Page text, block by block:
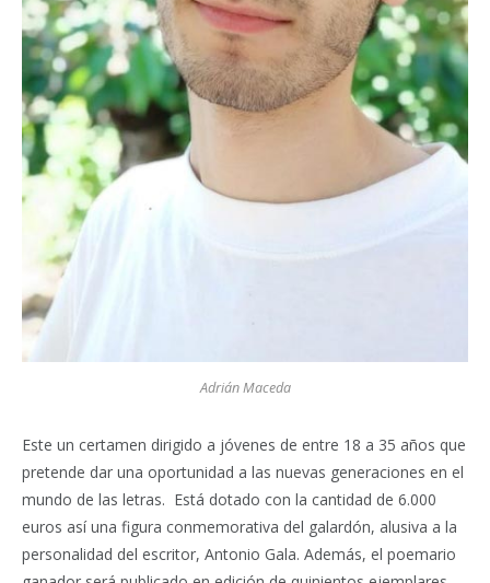
Adrián Maceda
Este un certamen dirigido a jóvenes de entre 18 a 35 años que
pretende dar una oportunidad a las nuevas generaciones en el
mundo de las letras. Está dotado con la cantidad de 6.000
euros así una figura conmemorativa del galardón, alusiva a la
personalidad del escritor, Antonio Gala. Además, el poemario